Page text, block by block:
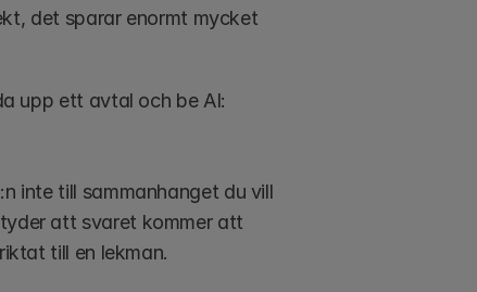
det sparar enormt mycket
inte till sammanhanget du vill
att svaret kommer att
till en lekman.